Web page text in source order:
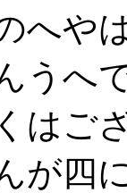
へや
うへ
はご
が四